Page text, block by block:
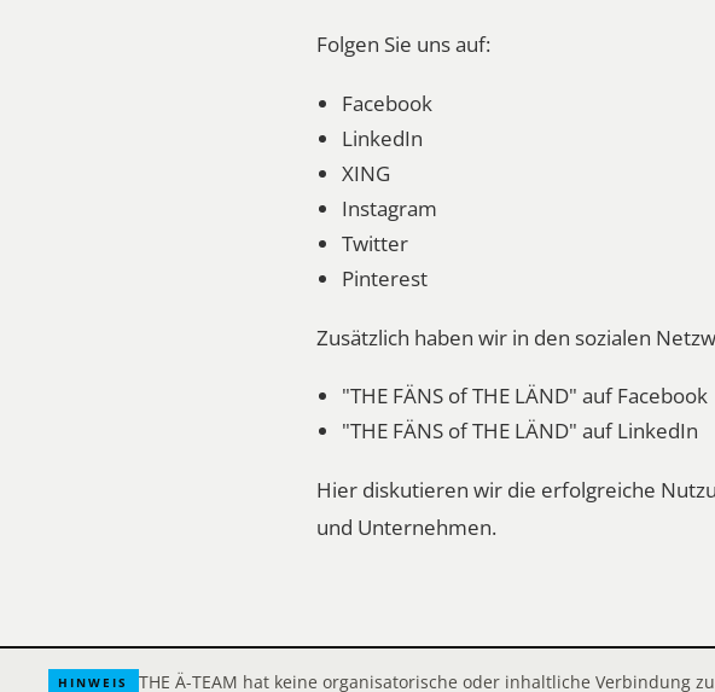
Folgen Sie uns auf:
Facebook
LinkedIn
XING
Instagram
Twitter
Pinterest
Zusätzlich haben wir in den sozialen
"THE FÄNS of THE LÄND" auf Facebook
"THE FÄNS of THE LÄND" auf LinkedIn
Hier diskutieren wir die erfolgreiche
und Unternehmen.
HINWEIS THE Ä-TEAM hat keine organisatorische oder inhaltliche Verbindung